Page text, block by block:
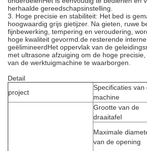
herhaalde gereedschapsinstelling.
3. Hoge precisie en stabiliteit: Het bed is
hoogwaardig grijs gietijzer. Na gieten, ruwe
fijnbewerking, tempering en veroudering,
hoge kwaliteit gevormd.de resterende
geëlimineerdHet oppervlak van de
met ultrasone afzuiging om de hoge
van de werktuigmachine te waarborgen.
Detail
project
Specificaties van
machine
Grootte van de
draaitafel
Maximale
van de opening